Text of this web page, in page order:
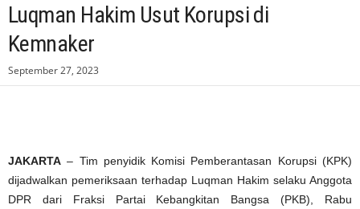
Luqman Hakim Usut Korupsi di
Kemnaker
September 27, 2023
JAKARTA – Tim penyidik Komisi Pemberantasan Korupsi (KPK)
dijadwalkan pemeriksaan terhadap Luqman Hakim selaku Anggota
DPR dari Fraksi Partai Kebangkitan Bangsa (PKB), Rabu